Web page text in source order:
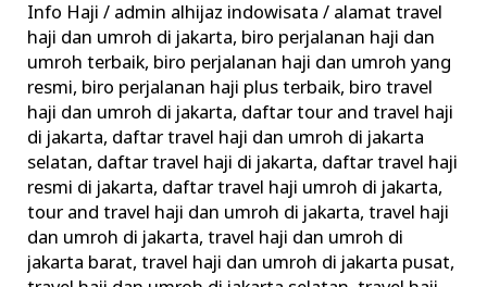
Info Haji / admin alhijaz indowisata/ alamat travel
haji dan umroh di jakarta, biro perjalanan haji dan
umroh terbaik, biro perjalanan haji dan umroh yang
resmi, biro perjalanan haji plus terbaik, biro travel
haji dan umroh di jakarta, daftar tour and travel haji
di jakarta, daftar travel haji dan umroh di jakarta
selatan, daftar travel haji di jakarta, daftar travel haji
resmi di jakarta, daftar travel haji umroh di jakarta,
tour and travel haji dan umroh di jakarta,travel haji
dan umroh di jakarta,travel haji dan umroh di
jakarta barat,travel haji dan umroh di jakarta pusat,